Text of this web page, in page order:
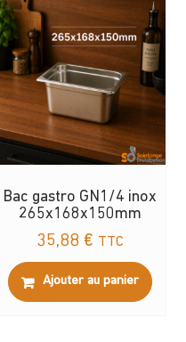
Bac gastro GN1/4 inox
265x168x150mm
35,88 € TTC
Ajouter au panier